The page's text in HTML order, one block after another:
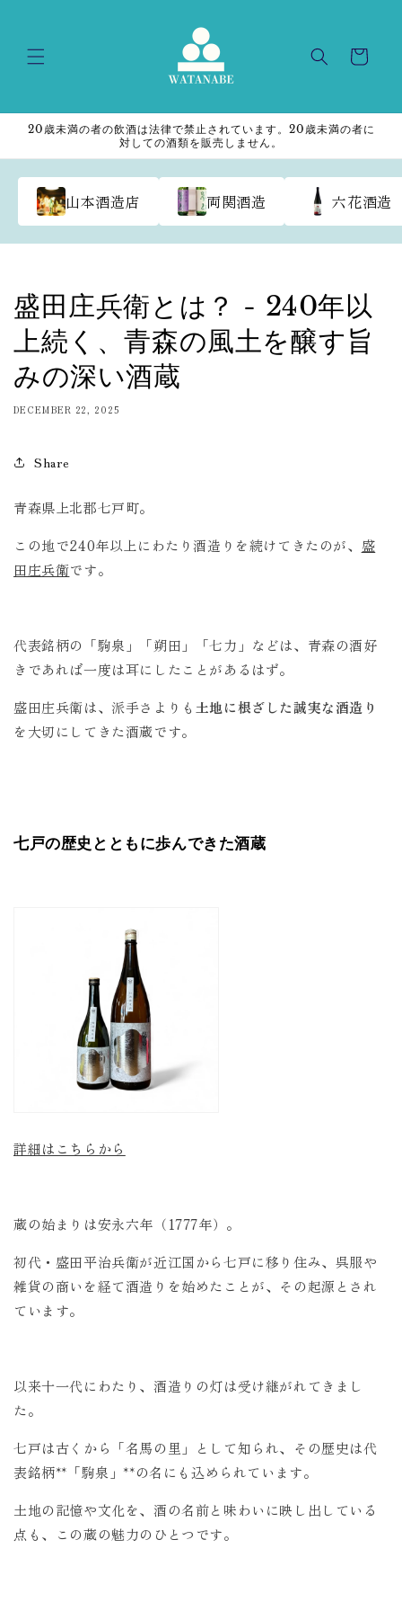
Cart
20歳未満の者の飲酒は法律で禁止されています。20歳未満の者に
対しての酒類を販売しません。
山本酒造店 両関酒造 六花酒造
盛田庄兵衛とは？ - 240年以
上続く、青森の風土を醸す旨
みの深い酒蔵
DECEMBER 22, 2025
Share
青森県上北郡七戸町。
この地で240年以上にわたり酒造りを続けてきたのが、 盛
田庄兵衛です。
代表銘柄の「駒泉」「朔田」「七力」などは、青森の酒好
きであれば一度は耳にしたことがあるはず。
盛田庄兵衛は、派手さよりも 土地に根ざした誠実な酒造り
を大切にしてきた酒蔵です。
七戸の歴史とともに歩んできた酒蔵
詳細はこちらから
蔵の始まりは安永六年（1777年）。
初代・盛田平治兵衛が近江国から七戸に移り住み、呉服や
雑貨の商いを経て酒造りを始めたことが、その起源とされ
ています。
以来十一代にわたり、酒造りの灯は受け継がれてきまし
た。
七戸は古くから「名馬の里」として知られ、その歴史は代
表銘柄**「駒泉」**の名にも込められています。
土地の記憶や文化を、酒の名前と味わいに映し出している
点も、この蔵の魅力のひとつです。